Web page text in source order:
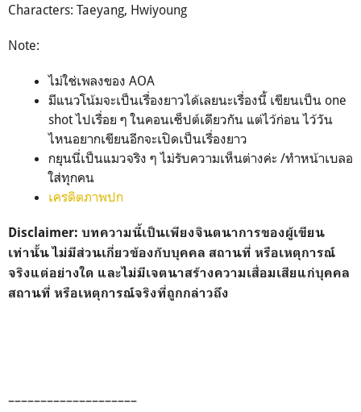
Characters: Taeyang, Hwiyoung
Note:
ไม่ใช่เพลงของ AOA
มีแนวโน้มจะเป็นเรื่องยาวได้เลยนะเรื่องนี้ เขียนเป็น one
shot ไปเรื่อย ๆ ในคอนเซ็ปต์เดียวกัน แต่ไว้ก่อน ไว้วัน
ไหนอยากเขียนอีกจะเปิดเป็นเรื่องยาว
กยุนนี่เป็นแมวจริง ๆ ไม่รับความเห็นต่างค่ะ /ทำหน้าเบลอ
ใส่ทุกคน
เครดิตภาพปก
Disclaimer: บทความนี้เป็นเพียงจินตนาการของผู้เขียน
เท่านั้น ไม่มีส่วนเกี่ยวข้องกับบุคคล สถานที่ หรือเหตุการณ์
จริงแต่อย่างใด และไม่มีเจตนาสร้างความเสื่อมเสียแก่บุคคล
สถานที่ หรือเหตุการณ์จริงที่ถูกกล่าวถึง
––––––––––––––––––––